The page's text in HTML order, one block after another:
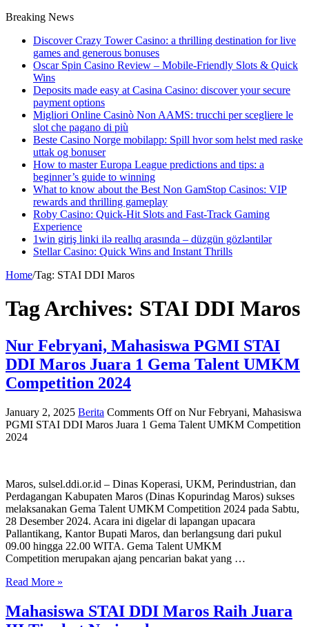
Breaking News
Discover Crazy Tower Casino: a thrilling destination for live
games and generous bonuses
Oscar Spin Casino Review – Mobile‑Friendly Slots & Quick
Wins
Deposits made easy at Casina Casino: discover your secure
payment options
Migliori Online Casinò Non AAMS: trucchi per scegliere le
slot che pagano di più
Beste Casino Norge mobilapp: Spill hvor som helst med raske
uttak og bonuser
How to master Europa League predictions and tips: a
beginner’s guide to winning
What to know about the Best Non GamStop Casinos: VIP
rewards and thrilling gameplay
Roby Casino: Quick‑Hit Slots and Fast‑Track Gaming
Experience
1win giriş linki ilə reallıq arasında – düzgün gözləntilər
Stellar Casino: Quick Wins and Instant Thrills
Home/Tag: STAI DDI Maros
Tag Archives: STAI DDI Maros
Nur Febryani, Mahasiswa PGMI STAI
DDI Maros Juara 1 Gema Talent UMKM
Competition 2024
January 2, 2025 Berita Comments Offon Nur Febryani, Mahasiswa
PGMI STAI DDI Maros Juara 1 Gema Talent UMKM Competition
2024
Maros, sulsel.ddi.or.id – Dinas Koperasi, UKM, Perindustrian, dan
Perdagangan Kabupaten Maros (Dinas Kopurindag Maros) sukses
melaksanakan Gema Talent UMKM Competition 2024 pada Sabtu,
28 Desember 2024. Acara ini digelar di lapangan upacara
Pallantikang, Kantor Bupati Maros, dan berlangsung dari pukul
09.00 hingga 22.00 WITA. Gema Talent UMKM
Competition merupakan ajang pencarian bakat yang …
Read More »
Mahasiswa STAI DDI Maros Raih Juara